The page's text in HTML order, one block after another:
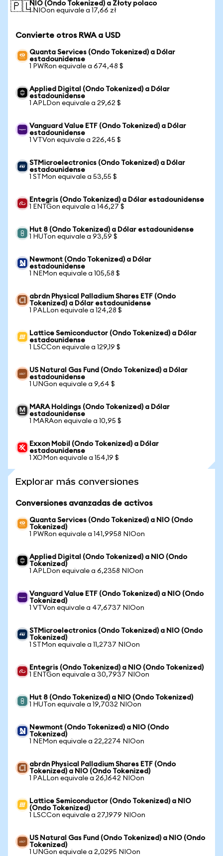
🇵🇱NIO (Ondo Tokenized) a Złoty polaco
1 NIOon equivale a 17,66 zł
Convierte otros RWA a USD
Quanta Services (Ondo Tokenized) a Dólar
estadounidense
1 PWRon equivale a 674,48 $
Applied Digital (Ondo Tokenized) a Dólar
estadounidense
1 APLDon equivale a 29,62 $
Vanguard Value ETF (Ondo Tokenized) a Dólar
estadounidense
1 VTVon equivale a 226,45 $
STMicroelectronics (Ondo Tokenized) a Dólar
estadounidense
1 STMon equivale a 53,55 $
Entegris (Ondo Tokenized) a Dólar estadounidense
1 ENTGon equivale a 146,27 $
Hut 8 (Ondo Tokenized) a Dólar estadounidense
1 HUTon equivale a 93,59 $
Newmont (Ondo Tokenized) a Dólar
estadounidense
1 NEMon equivale a 105,58 $
abrdn Physical Palladium Shares ETF (Ondo
Tokenized) a Dólar estadounidense
1 PALLon equivale a 124,28 $
Lattice Semiconductor (Ondo Tokenized) a Dólar
estadounidense
1 LSCCon equivale a 129,19 $
US Natural Gas Fund (Ondo Tokenized) a Dólar
estadounidense
1 UNGon equivale a 9,64 $
MARA Holdings (Ondo Tokenized) a Dólar
estadounidense
1 MARAon equivale a 10,95 $
Exxon Mobil (Ondo Tokenized) a Dólar
estadounidense
1 XOMon equivale a 154,19 $
Explorar más conversiones
Conversiones avanzadas de activos
Quanta Services (Ondo Tokenized) a NIO (Ondo
Tokenized)
1 PWRon equivale a 141,9958 NIOon
Applied Digital (Ondo Tokenized) a NIO (Ondo
Tokenized)
1 APLDon equivale a 6,2358 NIOon
Vanguard Value ETF (Ondo Tokenized) a NIO (Ondo
Tokenized)
1 VTVon equivale a 47,6737 NIOon
STMicroelectronics (Ondo Tokenized) a NIO (Ondo
Tokenized)
1 STMon equivale a 11,2737 NIOon
Entegris (Ondo Tokenized) a NIO (Ondo Tokenized)
1 ENTGon equivale a 30,7937 NIOon
Hut 8 (Ondo Tokenized) a NIO (Ondo Tokenized)
1 HUTon equivale a 19,7032 NIOon
Newmont (Ondo Tokenized) a NIO (Ondo
Tokenized)
1 NEMon equivale a 22,2274 NIOon
abrdn Physical Palladium Shares ETF (Ondo
Tokenized) a NIO (Ondo Tokenized)
1 PALLon equivale a 26,1642 NIOon
Lattice Semiconductor (Ondo Tokenized) a NIO
(Ondo Tokenized)
1 LSCCon equivale a 27,1979 NIOon
US Natural Gas Fund (Ondo Tokenized) a NIO (Ondo
Tokenized)
1 UNGon equivale a 2,0295 NIOon